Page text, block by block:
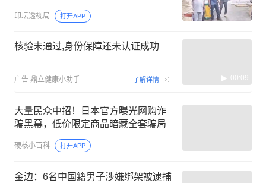
印坛透视局 打开APP
核验未通过,身份保障还未认证成功
广告 鼎立健康小助手 了解详情 00:09
大量民众中招！日本官方曝光网购诈
骗黑幕，低价限定商品暗藏全套骗局
硬核小百科 打开APP
金边：6名中国籍男子涉嫌绑架被逮捕